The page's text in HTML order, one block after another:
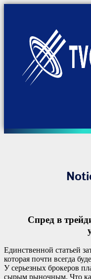
Спред в
Единственной статьей
которая почти всегда
У серьезных брокеров
сырым рыночным. Что